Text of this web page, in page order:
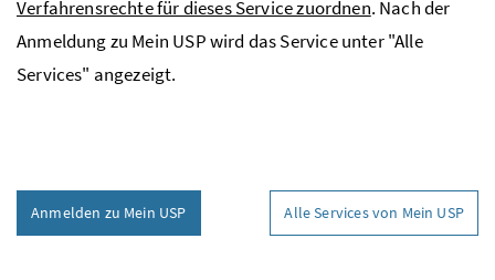
Verfahrensrechte für dieses Service zuordnen. Nach der
Anmeldung zu Mein USPwird das Service unter "Alle
Services" angezeigt.
Alle Services von Mein USP
Anmelden zu Mein USP